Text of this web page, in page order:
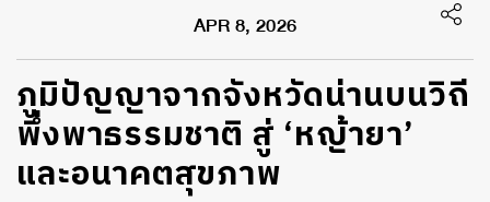
APR 8, 2026
ภูมิปัญญาจากจังหวัดน่านบนวิถี
พึ่งพาธรรมชาติ สู่ ‘หญ้ายา’
และอนาคตสุขภาพ